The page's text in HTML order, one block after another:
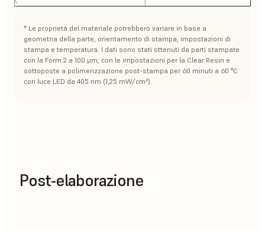
* Le proprietà del materiale potrebbero variare in base a
geometria della parte, orientamento di stampa, impostazioni di
stampa e temperatura. I dati sono stati ottenuti da parti stampate
con la Form 2 a 100 μm, con le impostazioni per la Clear Resin e
sottoposte a polimerizzazione post-stampa per 60 minuti a 60 °C
con luce LED da 405 nm (1,25 mW/cm²).
Post-elaborazione